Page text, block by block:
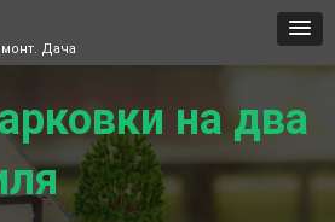
Дача
на два